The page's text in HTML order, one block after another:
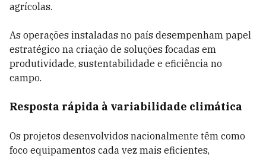
agrícolas.
As operações instaladas no país desempenham papel
estratégico na criação de soluções focadas em
produtividade, sustentabilidade e eficiência no
campo.
Resposta rápida à variabilidade climática
Os projetos desenvolvidos nacionalmente têm como
foco equipamentos cada vez mais eficientes,